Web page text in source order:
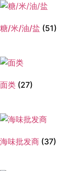
糖/米/油/盐 (51)
面类 (27)
海味批发商 (37)